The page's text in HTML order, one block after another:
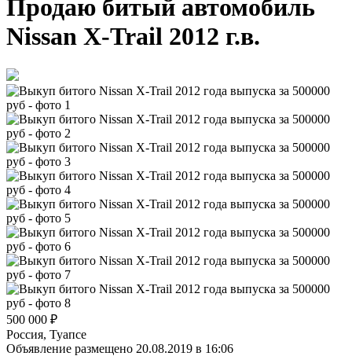
Продаю битый автомобиль
Nissan X-Trail 2012 г.в.
500 000 ₽
Россия, Туапсе
Объявление размещено 20.08.2019 в 16:06